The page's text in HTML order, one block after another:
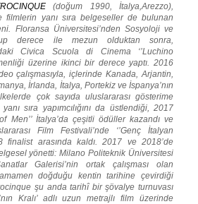
(doğum 1990, İtalya,Arezzo),
filmlerin yanı sıra belgeseller de bulunan
Floransa Üniversitesi’nden Sosyoloji ve
derece ile mezun olduktan sonra,
Civica Scuola di Cinema ‘’Luchino
üzerine ikinci bir derece yaptı. 2016
çalışmasıyla, içlerinde Kanada, Arjantin,
İrlanda, İtalya, Portekiz ve İspanya’nın
çok sayıda uluslararası gösterime
sıra yapımcılığını da üstlendiği, 2017
of Men’’ İtalya’da çeşitli ödüller kazandı ve
Film Festivali’nde ‘’Genç İtalyan
finalist arasında kaldı. 2017 ve 2018’de
yönetti: Milano Politeknik Üniversitesi
Galerisi’nin ortak çalışması olan
doğduğu kentin tarihine çevirdiği
şu anda tarihî bir şövalye turnuvası
Kralı’ adlı uzun metrajlı film üzerinde